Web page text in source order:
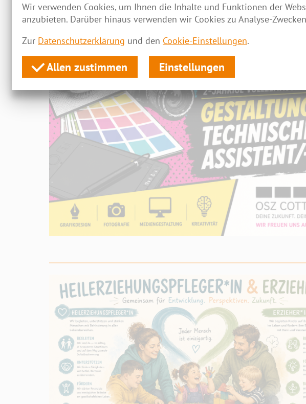
Wir verwenden Cookies, um Ihnen die Inhalte und Funktionen der
anzubieten. Darüber hinaus verwenden wir Cookies zu Analyse-
Zur Datenschutzerklärung und den Cookie-Einstellungen.
Allen zustimmen Einstellungen